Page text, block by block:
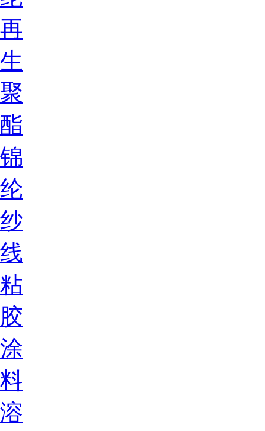
再
生
聚
酯
锦
纶
纱
线
粘
胶
涂
料
溶